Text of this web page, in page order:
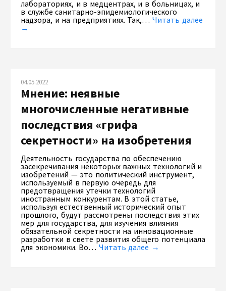
лабораториях, и в медцентрах, и в больницах, и
в службе санитарно-эпидемиологического
надзора, и на предприятиях. Так,… Читать далее
→
04.05.2022
Мнение: неявные
многочисленные негативные
последствия «грифа
секретности» на изобретения
Деятельность государства по обеспечению
засекречивания некоторых важных технологий и
изобретений — это политический инструмент,
используемый в первую очередь для
предотвращения утечки технологий
иностранным конкурентам. В этой статье,
используя естественный исторический опыт
прошлого, будут рассмотрены последствия этих
мер для государства, для изучения влияния
обязательной секретности на инновационные
разработки в свете развития общего потенциала
для экономики. Во… Читать далее →